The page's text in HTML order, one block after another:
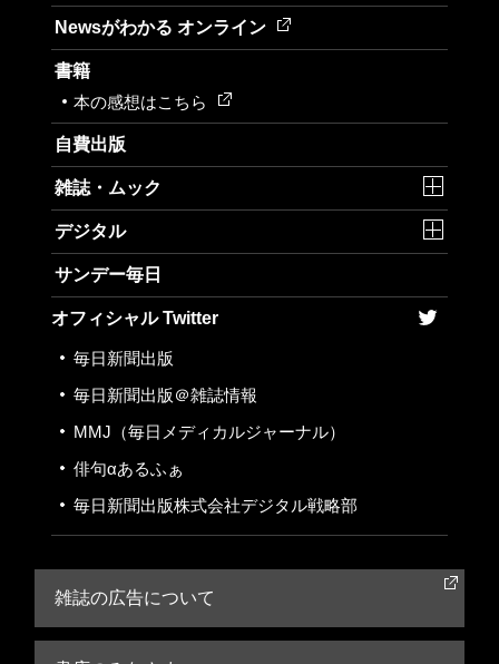
Newsがわかる オンライン
書籍
本の感想はこちら
自費出版
雑誌・ムック
デジタル
サンデー毎日
オフィシャル Twitter
毎日新聞出版
毎日新聞出版＠雑誌情報
MMJ （毎日メディカルジャーナル）
俳句αあるふぁ
毎日新聞出版株式会社デジタル戦略部
雑誌の広告について